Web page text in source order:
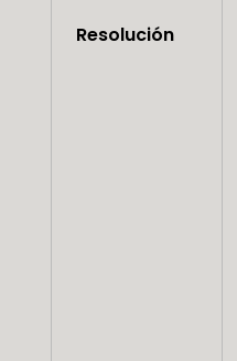
Resolución